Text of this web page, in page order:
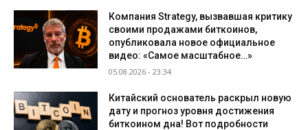
Компания Strategy, вызвавшая критику
своими продажами биткоинов,
опубликовала новое официальное
видео: «Самое масштабное…»
05.08.2026 - 23:34
Китайский основатель раскрыл новую
дату и прогноз уровня достижения
биткоином дна! Вот подробности